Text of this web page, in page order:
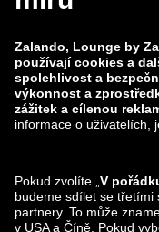
zalando-lounge.lt
zalando-lounge.ro
zalando-lounge.lu
zalando-lounge.lv